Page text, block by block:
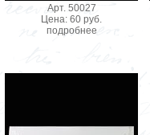
Арт. 50027
Цена: 60 руб.
подробнее